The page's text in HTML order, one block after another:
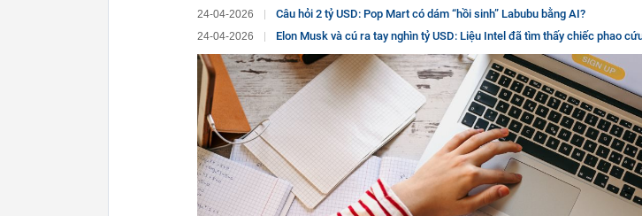
24-04-2026 Câu hỏi 2 tỷ USD: Pop Mart có dám “hồi sinh” Labubu bằng AI?
24-04-2026 Elon Musk và cú ra tay nghìn tỷ USD: Liệu Intel đã tìm thấy chiếc phao